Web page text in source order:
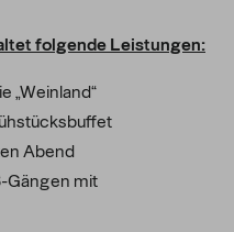
folgende Leistungen:
„Weinland“
Abend
Gängen mit